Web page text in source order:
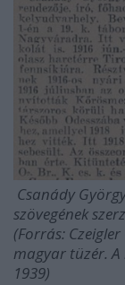
Csanády
szövegének
(Forrás:
magyar tüzér.
1939)